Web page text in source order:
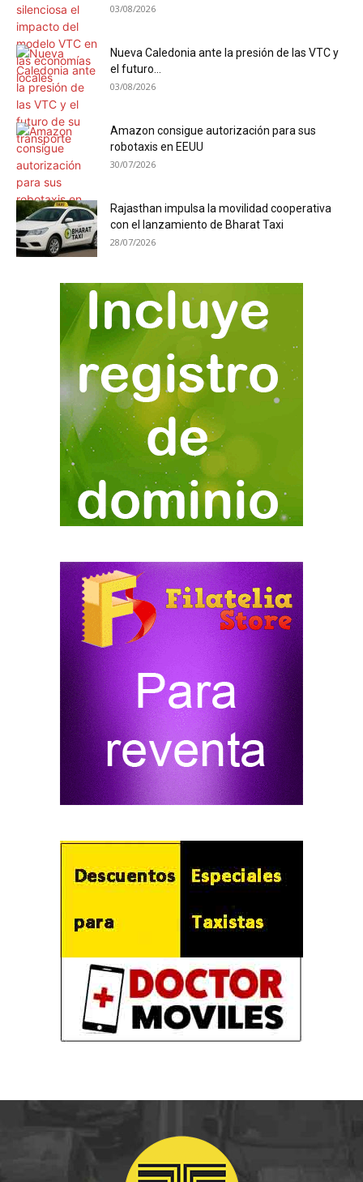
03/08/2026
Nueva Caledonia ante la presión de las VTC y
el futuro...
03/08/2026
Amazon consigue autorización para sus
robotaxis en EEUU
30/07/2026
Rajasthan impulsa la movilidad cooperativa
con el lanzamiento de Bharat Taxi
28/07/2026